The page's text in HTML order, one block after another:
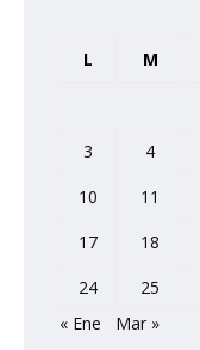
L M
3
4
10
11
17
18
24
25
« Ene
Mar »